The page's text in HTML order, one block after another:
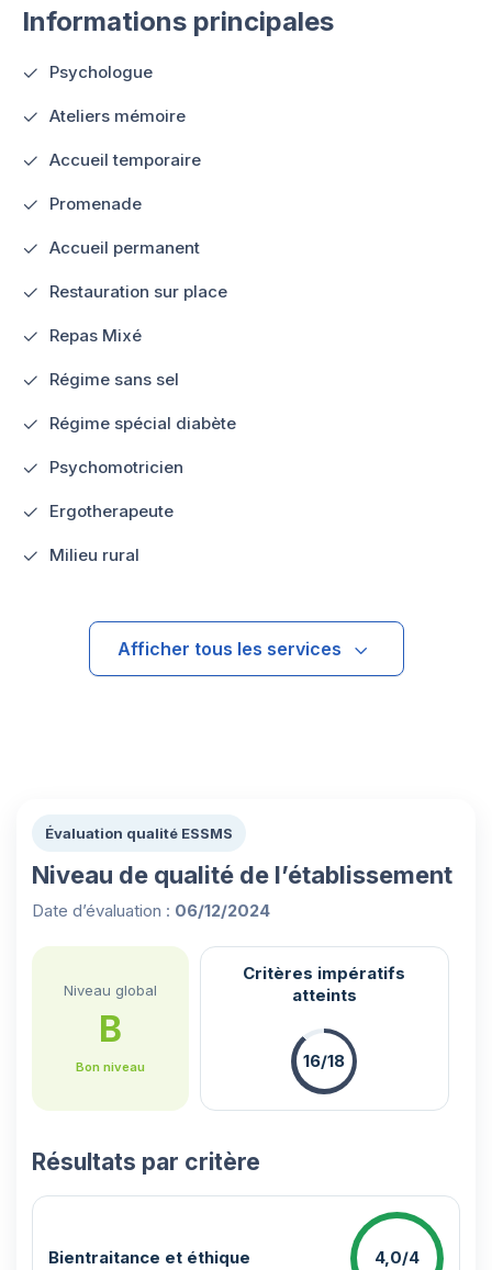
Informations principales
Psychologue
Ateliers mémoire
Accueil temporaire
Promenade
Accueil permanent
Restauration sur place
Repas Mixé
Régime sans sel
Régime spécial diabète
Psychomotricien
Ergotherapeute
Milieu rural
Afficher tous les services
Évaluation qualité ESSMS
Niveau de qualité de l’établissement
Date d’évaluation : 06/12/2024
Niveau global
B
Bon niveau
Critères impératifs
atteints
16/18
Résultats par critère
Bientraitance et éthique 4,0/4